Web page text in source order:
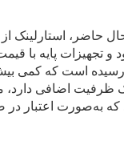
حاضر،
و تجهیزات پایه با
رسیده است که کمی
ظرفیت اضافی
که به‌صورت اعتبار